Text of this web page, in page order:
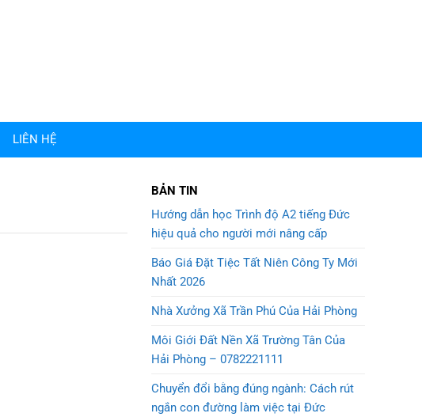
LIÊN HỆ
BẢN TIN
Hướng dẫn học Trình độ A2 tiếng Đức
hiệu quả cho người mới nâng cấp
Báo Giá Đặt Tiệc Tất Niên Công Ty Mới
Nhất 2026
Nhà Xưởng Xã Trần Phú Của Hải Phòng
Môi Giới Đất Nền Xã Trường Tân Của
Hải Phòng – 0782221111
Chuyển đổi bằng đúng ngành: Cách rút
ngắn con đường làm việc tại Đức